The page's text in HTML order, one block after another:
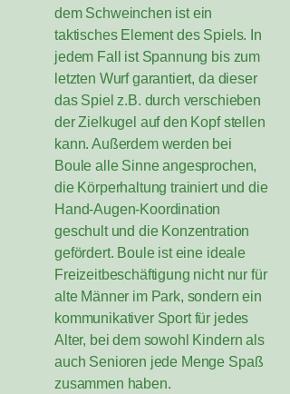
dem Schweinchen ist ein
taktisches Element des Spiels. In
jedem Fall ist Spannung bis zum
letzten Wurf garantiert, da dieser
das Spiel z.B. durch verschieben
der Zielkugel auf den Kopf stellen
kann. Außerdem werden bei
Boule alle Sinne angesprochen,
die Körperhaltung trainiert und die
Hand-Augen-Koordination
geschult und die Konzentration
gefördert. Boule ist eine ideale
Freizeitbeschäftigung nicht nur für
alte Männer im Park, sondern ein
kommunikativer Sport für jedes
Alter, bei dem sowohl Kindern als
auch Senioren jede Menge Spaß
zusammen haben.